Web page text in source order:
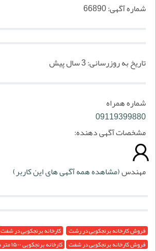
شماره آگهی:66890
تاریخ به روزرسانی:3 سال پیش
شماره همراه
09119399880
مشخصات آگهی دهنده:
مهندس(مشاهده همه آگهی های این کاربر)
فروش کارخانه برنجکوبی در رشت کارخانه برنجکوبی در شفت
فروش کارخانه برنجکوبی در شفت کارخانه برنجکوبی ۱۵۰۰ متر در رشت